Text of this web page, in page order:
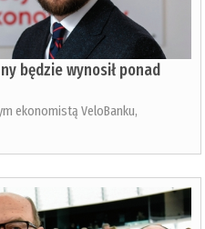
będzie wynosił ponad
ekonomistą VeloBanku,